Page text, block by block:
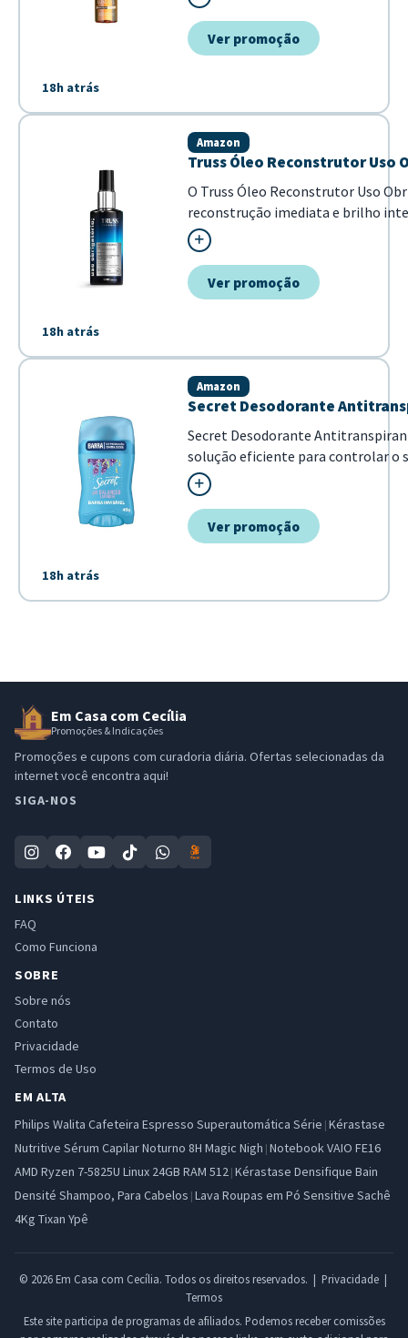
18h atrás
Omega-9, ela garante fios mais
brilho intenso em poucos minuto...
Ver promoção
18h atrás
Truss Óleo Reconstrutor Uso
Amazon
O Truss Óleo Reconstrutor Uso
reconstrução imediata e brilho
combate o frizz e ma...
Ver promoção
18h atrás
Secret Desodorante
Amazon
Secret Desodorante
solução eficiente para controlar o
Destaca-se por sua formulação
pele, combinada com o aroma
pre...Ver promoção
Em Casa com Cecília
Promoções & Indicações
Promoções e cupons com curadoria diária. Ofertas selecionadas da
internet você encontra aqui!
SIGA-NOS
LINKS ÚTEIS
FAQ
Como Funciona
SOBRE
Sobre nós
Contato
Privacidade
Termos de Uso
EM ALTA
Philips Walita Cafeteira Espresso Superautomática Série | Kérastase
Nutritive Sérum Capilar Noturno 8H Magic Nigh | Notebook VAIO FE16
AMD Ryzen 7-5825U Linux 24GB RAM 512 | Kérastase Densifique Bain
Densité Shampoo, Para Cabelos | Lava Roupas em Pó Sensitive Sachê
4Kg Tixan Ypê
© 2026 Em Casa com Cecília. Todos os direitos reservados. | Privacidade|
Termos
Este site participa de programas de afiliados. Podemos receber comissões